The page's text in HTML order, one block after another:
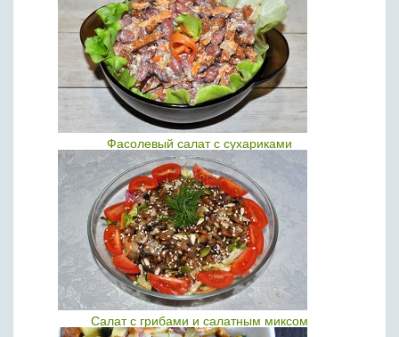
Фасолевый салат с сухариками
Салат с грибами и салатным миксом